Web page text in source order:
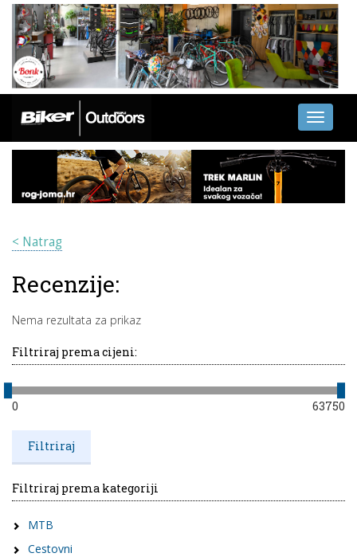
Toggle
< Natrag
Recenzije:
Nema rezultata za prikaz
Filtriraj prema cijeni:
0 63750
Filtriraj prema kategoriji
MTB
Cestovni